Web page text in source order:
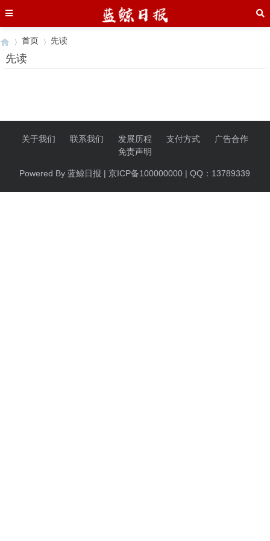
首页 先读
先读
关于我们 联系我们 发展历程 支付方式
广告合作
免责声明
Powered By 蓝鲸日报 | 京ICP备100000000 | QQ：13789339